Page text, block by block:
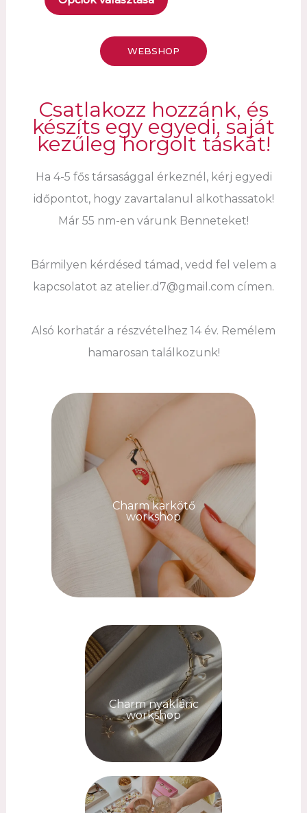
24,000 Ft.18,000 Ft.
WEBSHOP
Csatlakozz hozzánk, és
készíts egy egyedi, saját
kezűleg horgolt táskát!
Ha 4-5 fős társasággal érkeznél, kérj egyedi
időpontot, hogy zavartalanul alkothassatok!
Már 55 nm-en várunk Benneteket!
Bármilyen kérdésed támad, vedd fel velem a
kapcsolatot az atelier.d7@gmail.com címen.
Alsó korhatár a részvételhez 14 év. Remélem
hamarosan találkozunk!
Charm karkötő
workshop
Charm nyaklánc
workshop